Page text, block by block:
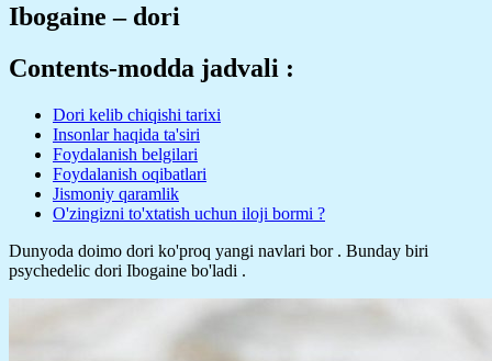
Ibogaine – dori
Contents-modda jadvali :
Dori kelib chiqishi tarixi
Insonlar haqida ta'siri
Foydalanish belgilari
Foydalanish oqibatlari
Jismoniy qaramlik
O'zingizni to'xtatish uchun iloji bormi ?
Dunyoda doimo dori ko'proq yangi navlari bor . Bunday biri
psychedelic dori Ibogaine bo'ladi .